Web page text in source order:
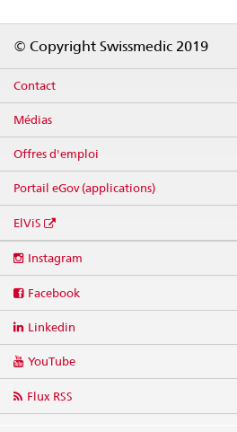
© Copyright Swissmedic 2019
Contact
Médias
Offres d'emploi
Portail eGov (applications)
ElViS
media
Instagram
Facebook
Linkedin
YouTube
Flux RSS